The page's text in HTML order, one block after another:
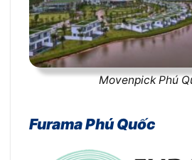
Movenpick Phú
Furama Phú Quốc